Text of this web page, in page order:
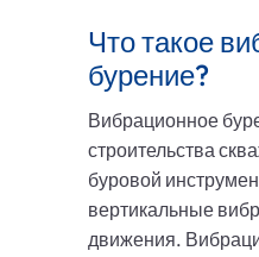
Что такое
бурение?
Вибрационное
строительства
буровой
вертикальные
движения.